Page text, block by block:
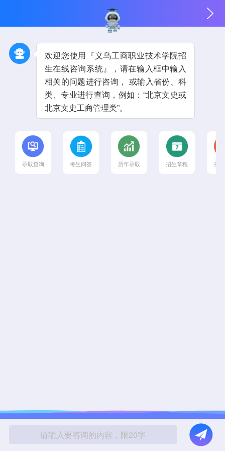
欢迎您使用『义乌工商职业技术学院招
生在线咨询系统』，请在输入框中输入
相关的问题进行咨询， 或输入省份、科
类、专业进行查询，例如：“北京文史或
北京文史工商管理类”。
录取查询 考生问答 历年录取 招生章程 招